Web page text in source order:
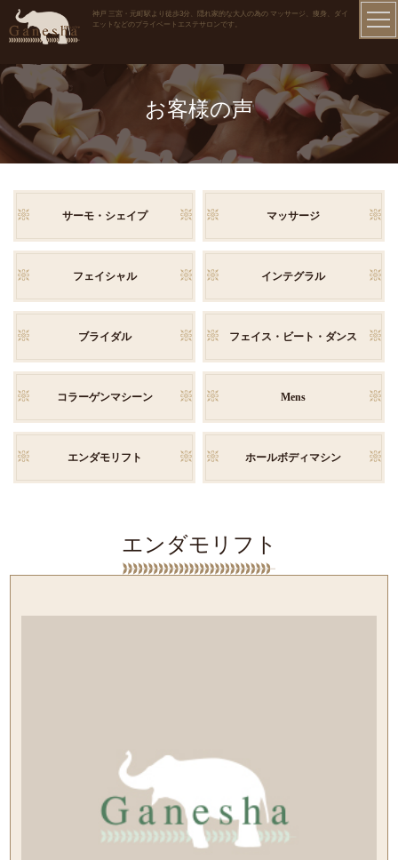
神戸 三宮・元町駅より徒歩3分、隠れ家的な大人の為の マッサージ、痩身、ダイ
エットなどのプライベートエステサロンです。
お客様の声
サーモ・シェイプ マッサージ
フェイシャル インテグラル
ブライダル フェイス・ビート・ダンス
コラーゲンマシーン Mens
エンダモリフト ホールボディマシン
エンダモリフト